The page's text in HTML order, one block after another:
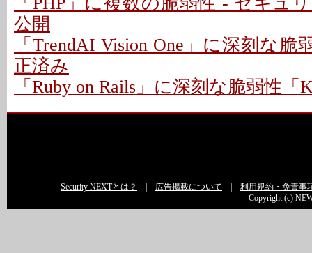
公開
「TrendAI Vision One」に深刻な脆
正済み
「Ruby on Rails」に深刻な脆弱性「
Security NEXTとは？ 広告掲載について
利用規約・免責事
Copyright (c)